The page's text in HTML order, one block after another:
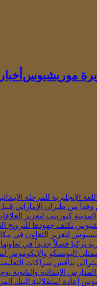
موريشيوس
للمرحلة الابتدائية لعام 2026 في
وفداً من طيران الإماراتي
كيوربيب لتعزيز
تكثف جهودها للترويج
لتعزيز التعاون في
تركيا فصلاً جديداً في
بممثلي اليونسكو
يناقش شراكات
والثانوية يوم الاثنين
إعادة استقلالية البنك